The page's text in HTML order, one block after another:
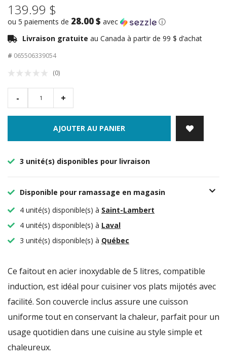
139.99 $
ou 5 paiements de 28.00 $ avec
ⓘ
Livraison gratuite au Canada à partir de 99 $ d’achat
# 065506339054
(0)
- +
AJOUTER AU PANIER
3 unité(s) disponibles pour livraison
Disponible pour ramassage en magasin
4 unité(s) disponible(s) à Saint-Lambert
4 unité(s) disponible(s) à Laval
3 unité(s) disponible(s) à Québec
Ce faitout en acier inoxydable de 5 litres, compatible
induction, est idéal pour cuisiner vos plats mijotés avec
facilité. Son couvercle inclus assure une cuisson
uniforme tout en conservant la chaleur, parfait pour un
usage quotidien dans une cuisine au style simple et
chaleureux.